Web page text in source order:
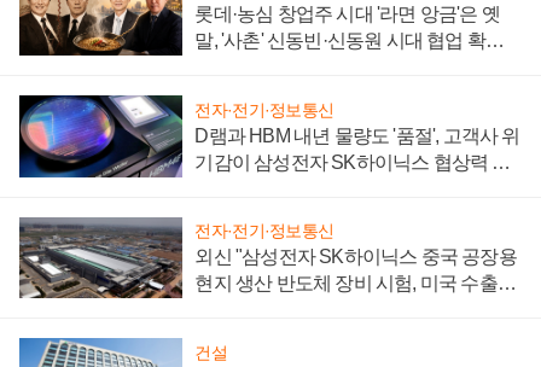
롯데·농심 창업주 시대 '라면 앙금'은 옛
말, '사촌' 신동빈·신동원 시대 협업 확대
전자·전기·정보통신
D램과 HBM 내년 물량도 '품절', 고객사 위
기감이 삼성전자 SK하이닉스 협상력 더
전자·전기·정보통신
외신 "삼성전자 SK하이닉스 중국 공장용
현지 생산 반도체 장비 시험, 미국 수출통
건설